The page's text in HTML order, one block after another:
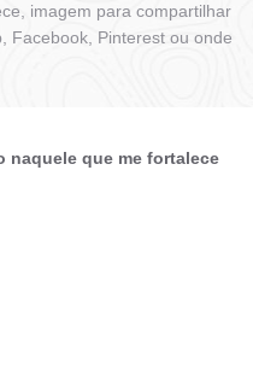
imagem para compartilhar
Facebook, Pinterest ou onde
naquele que me fortalece